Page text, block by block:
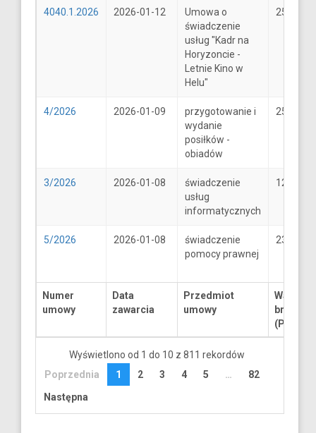
Numer
umowy
Data
zawarcia
Przedmiot
umowy
Wartość
brutto
(PLN)
4040.1.2026 2026-01-12
Umowa o
świadczenie
usług "Kadr na
Horyzoncie -
Letnie Kino w
Helu"
25600
4/2026 2026-01-09
przygotowanie i
wydanie
posiłków -
obiadów
25
3/2026 2026-01-08
świadczenie
usług
informatycznych
1250
5/2026 2026-01-08
świadczenie
pomocy prawnej
2300
Wyświetlono od 1 do 10 z 811 rekordów
Poprzednia
1 2 3 4 5 …
82
Następna